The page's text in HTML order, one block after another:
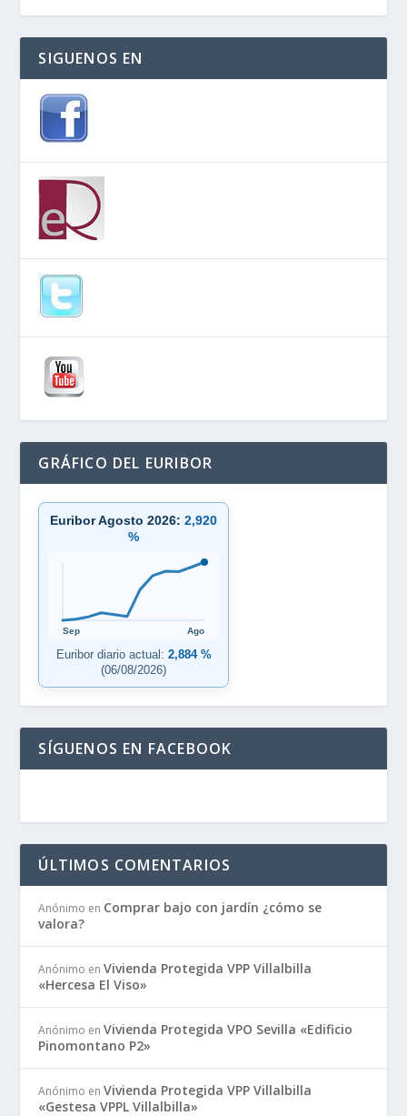
SIGUENOS EN
GRÁFICO DEL EURIBOR
Euribor Agosto 2026:2,920
%
Sep Ago
Euribor diario actual: 2,884 %
(06/08/2026)
SÍGUENOS EN FACEBOOK
ÚLTIMOS COMENTARIOS
Anónimo en Comprar bajo con jardín ¿cómo se
valora?
Anónimo enVivienda Protegida VPP Villalbilla
«Hercesa El Viso»
Anónimo enVivienda Protegida VPO Sevilla «Edificio
Pinomontano P2»
Anónimo enVivienda Protegida VPP Villalbilla
«Gestesa VPPL Villalbilla»